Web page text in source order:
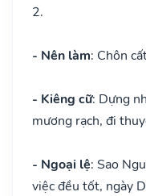
2.
- Nên làm: Chôn
- Kiêng cữ: Dựng
mương rạch, đi
- Ngoại lệ: Sao
việc đều tốt, ngày